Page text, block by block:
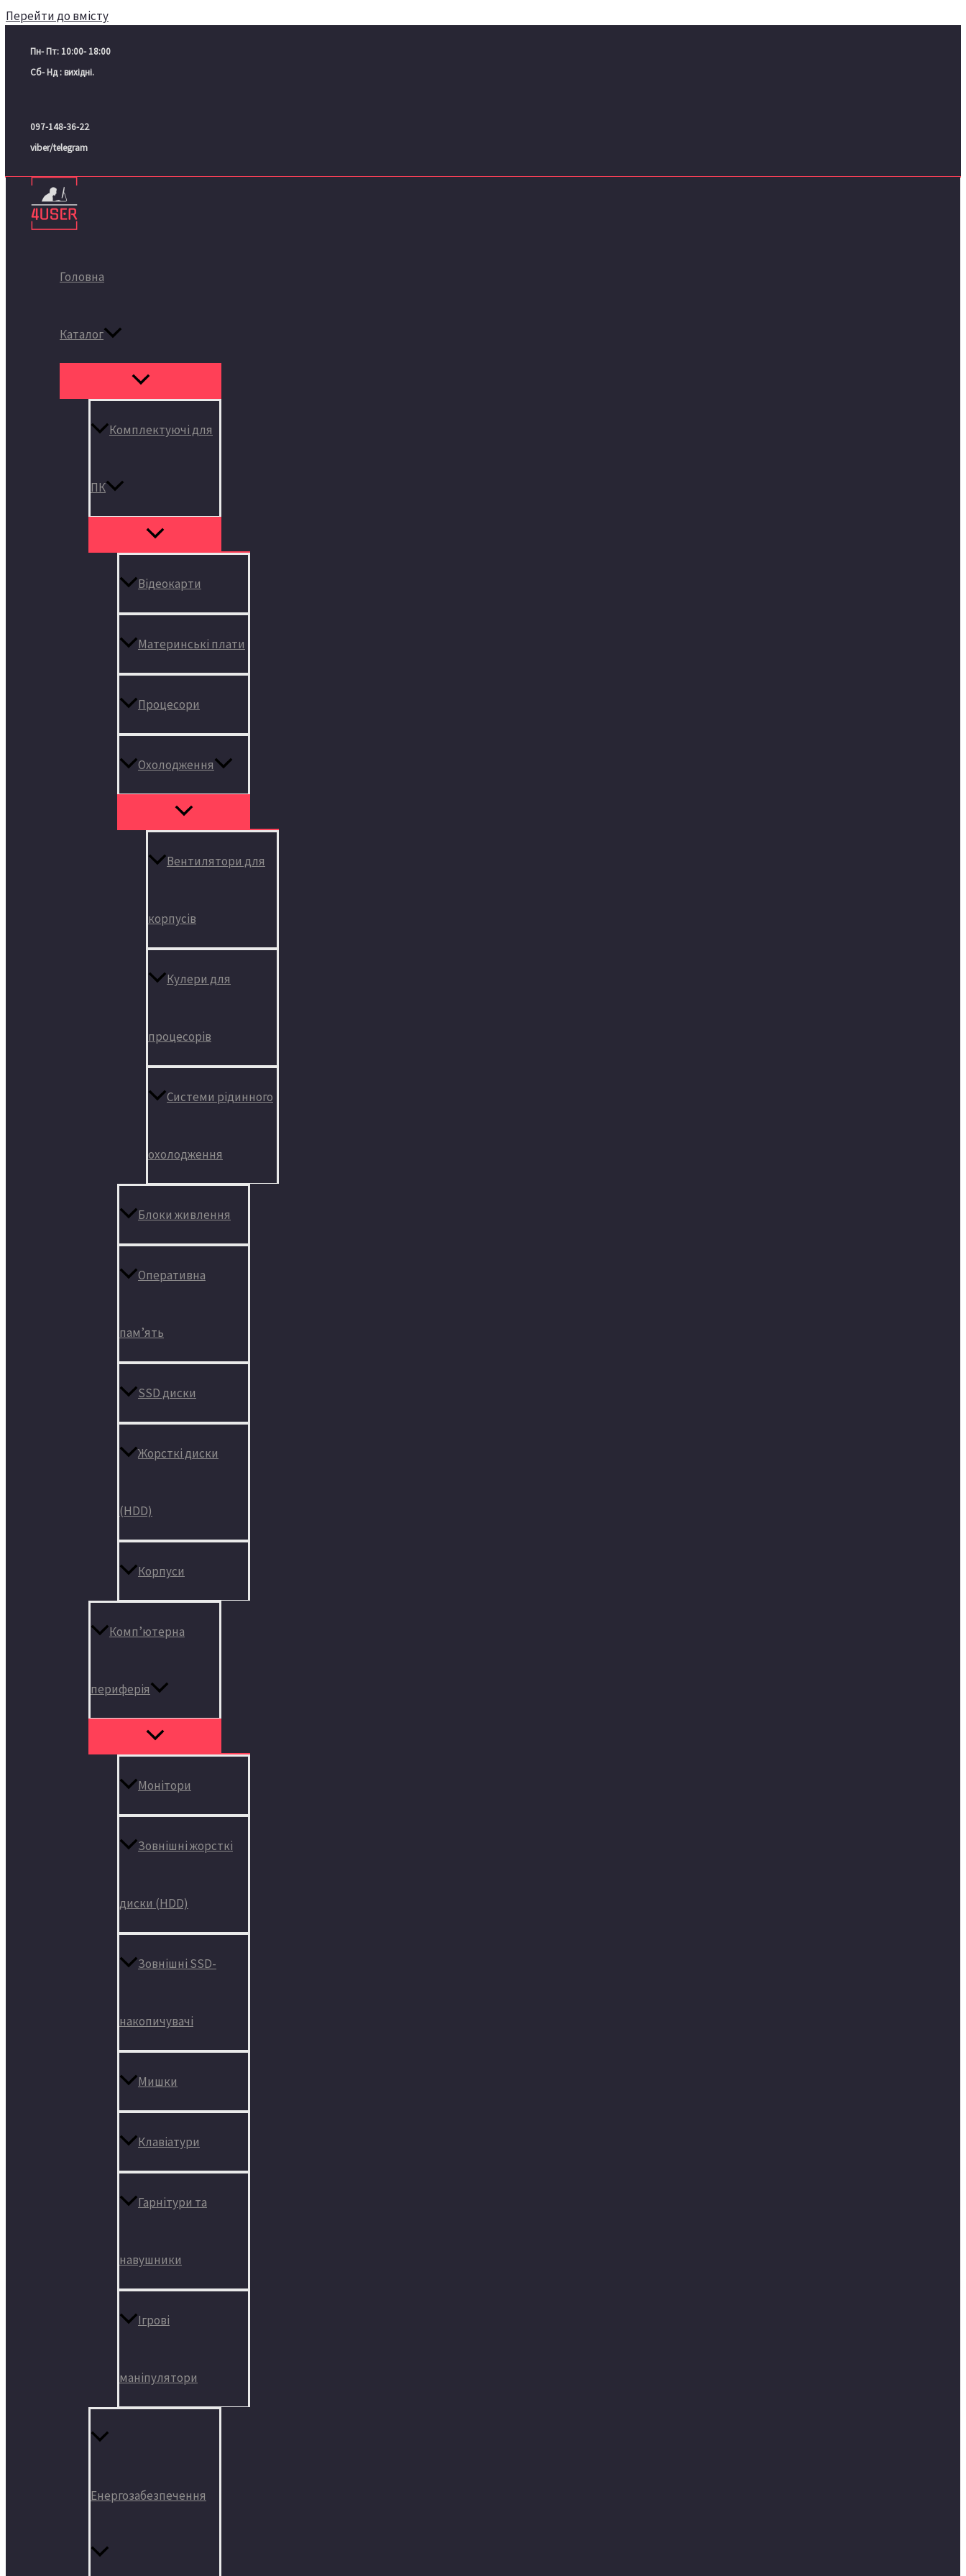
Перейти до вмісту
Пн- Пт: 10:00- 18:00
Сб- Нд : вихідні.
097-148-36-22
viber/telegram
Головна
Каталог
Комплектуючі для
ПК
Відеокарти
Материнські плати
Процесори
Охолодження
Вентилятори для
корпусів
Кулери для
процесорів
Системи рідинного
охолодження
Блоки живлення
Оперативна
пам’ять
SSD диски
Жорсткі диски
(HDD)
Корпуси
Комп’ютерна
периферія
Монітори
Зовнішні жорсткі
диски (HDD)
Зовнішні SSD-
накопичувачі
Мишки
Клавіатури
Гарнітури та
навушники
Ігрові
маніпулятори
Енергозабезпечення